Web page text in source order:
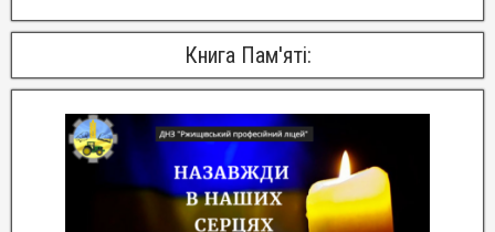
Книга Пам'яті: